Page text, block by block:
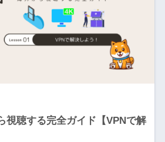
視聴する完全ガイド【VPNで解